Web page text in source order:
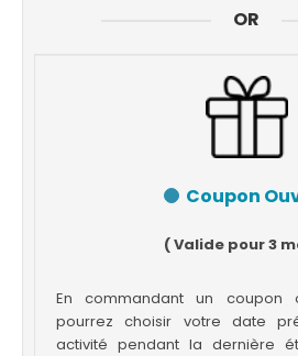
OR
Coupon
( Valide pour 3
En commandant un coupon
pourrez choisir votre date
activité pendant la dernière